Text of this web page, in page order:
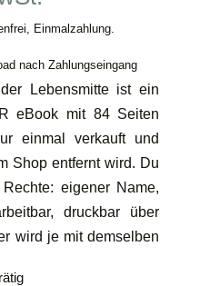
Einmalzahlung.
nach Zahlungseingang
Lebensmitte ist ein
eBook mit 84 Seiten
einmal verkauft und
Shop entfernt wird. Du
eigener Name,
druckbar über
wird je mit demselben